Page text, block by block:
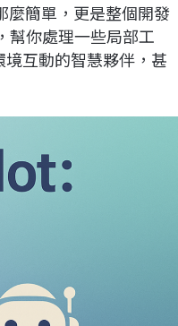
麼簡單，更是整個開發
幫你處理一些局部工
互動的智慧夥伴，甚